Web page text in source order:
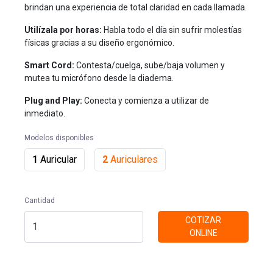
brindan una experiencia de total claridad en cada llamada.
Utilízala por horas: Habla todo el día sin sufrir molestías
físicas gracias a su diseño ergonómico.
Smart Cord: Contesta/cuelga, sube/baja volumen y
mutea tu micrófono desde la diadema.
Plug and Play: Conecta y comienza a utilizar de
inmediato.
Modelos disponibles
1 Auricular 2 Auriculares
Cantidad
COTIZAR
ONLINE